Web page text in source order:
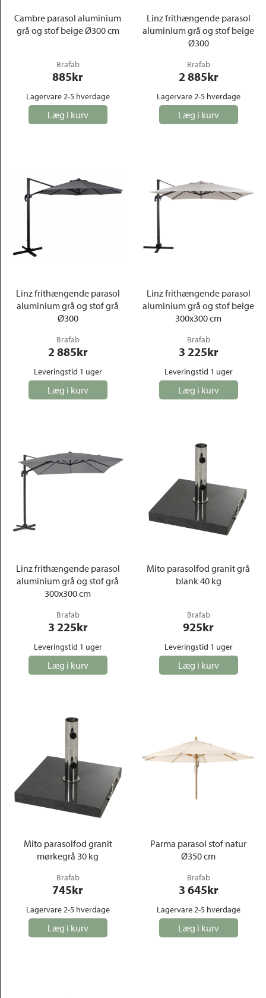
Cambre parasol aluminium
grå og stof beige Ø300 cm
Brafab
885kr
Lagervare 2-5 hverdage
Læg i kurv
Linz frithængende parasol
aluminium grå og stof beige
Ø300
Brafab
2 885kr
Lagervare 2-5 hverdage
Læg i kurv
Linz frithængende parasol
aluminium grå og stof grå
Ø300
Brafab
2 885kr
Leveringstid 1 uger
Læg i kurv
Linz frithængende parasol
aluminium grå og stof beige
300x300 cm
Brafab
3 225kr
Leveringstid 1 uger
Læg i kurv
Linz frithængende parasol
aluminium grå og stof grå
300x300 cm
Brafab
3 225kr
Leveringstid 1 uger
Læg i kurv
Mito parasolfod granit grå
blank 40 kg
Brafab
925kr
Leveringstid 1 uger
Læg i kurv
Mito parasolfod granit
mørkegrå 30 kg
Brafab
745kr
Lagervare 2-5 hverdage
Læg i kurv
Parma parasol stof natur
Ø350 cm
Brafab
3 645kr
Lagervare 2-5 hverdage
Læg i kurv